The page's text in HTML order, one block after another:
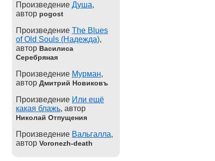
Произведение Душа,
автор pogost
Произведение The Blues
of Old Souls (Надежда),
автор Василиса
Серебряная
Произведение Мурман,
автор Дмитрий Новиковъ
Произведение Или ещё
какая блажь, автор
Николай Отпущения
Произведение Вальгалла,
автор Voronezh-death